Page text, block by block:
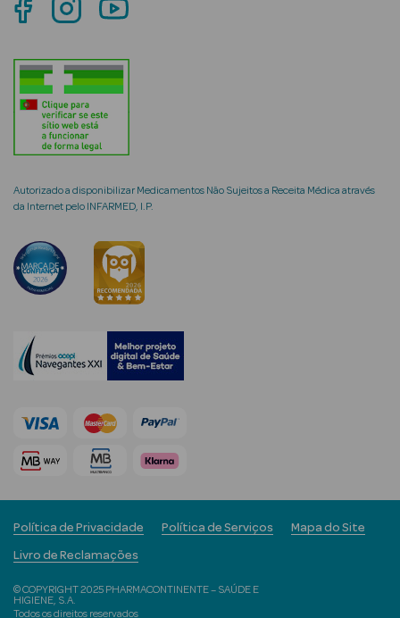
Solares
Rosto
Lábios
Criança
Ver Tudo
Rosto
Hidratantes
Séruns Faciais
Anti-
envelhecimento
Autorizado a disponibilizar Medicamentos Não Sujeitos a Receita Médica através
da Internet pelo INFARMED, I.P.
© COPYRIGHT 2025 PHARMACONTINENTE – SAÚDE E
HIGIENE, S.A.
Todos os direitos reservados
Política de Privacidade Política de Serviços Mapa do Site
Livro de Reclamações